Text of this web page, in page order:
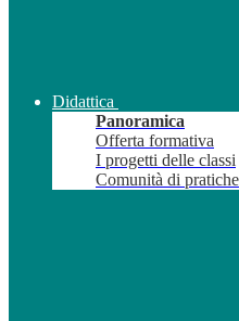
Didattica
Panoramica
Offerta formativa
I progetti delle classi
Comunità di pratiche